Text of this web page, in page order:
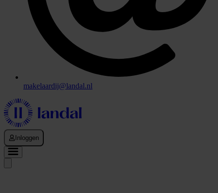
makelaardij@landal.nl
Inloggen